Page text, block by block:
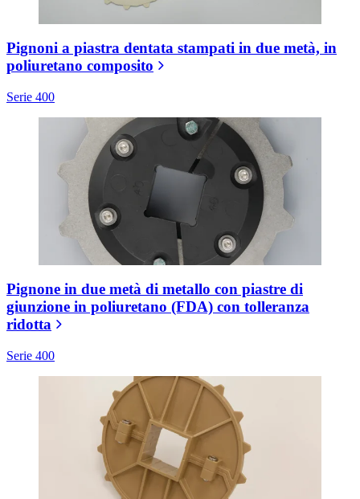
Pignoni a piastra dentata stampati in due metà, in
poliuretano composito
Serie 400
Pignone in due metà di metallo con piastre di
giunzione in poliuretano (FDA) con tolleranza
ridotta
Serie 400